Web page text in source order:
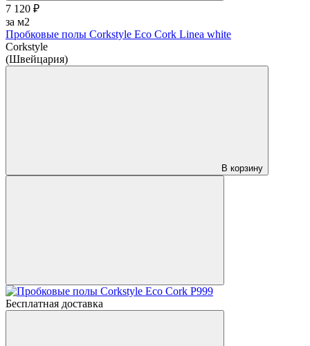
7 120 ₽
за м2
Пробковые полы Corkstyle Eco Cork Linea white
Corkstyle
(Швейцария)
В корзину
Бесплатная доставка